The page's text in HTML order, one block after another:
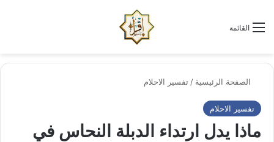
القائمة
الصفحة الرئيسية / تفسير الاحلام
تفسير الاحلام
ماذا يدل ارتداء الدبلة النحاس في